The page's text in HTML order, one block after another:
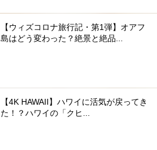
【ウィズコロナ旅行記・第1弾】オアフ
島はどう変わった？絶景と絶品...
【4K HAWAII】ハワイに活気が戻ってき
た！？ハワイの「クヒ...